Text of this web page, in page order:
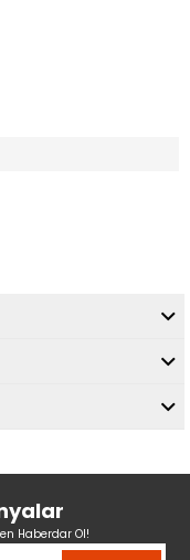
Haberdar Ol!